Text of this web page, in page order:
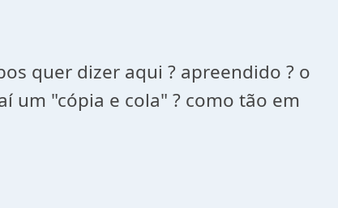
quer dizer aqui ? apreendido ? o
um "cópia e cola" ? como tão em